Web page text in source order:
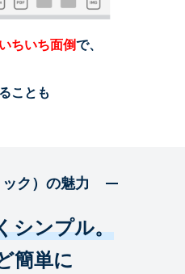
ちいち面倒で、
ことも
ク）の魅力
シンプル。
簡単に